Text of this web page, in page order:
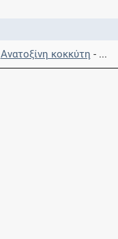
Ανατοξίνη κοκκύτη - ...